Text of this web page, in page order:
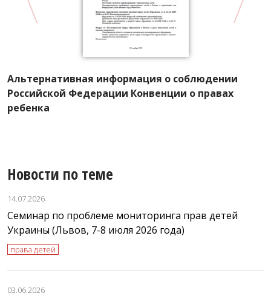
Альтернативная информация о соблюдении
Российской Федерации Конвенции о правах
ребенка
Новости по теме
14.07.2026
Семинар по проблеме мониторинга прав детей
Украины (Львов, 7-8 июля 2026 года)
права детей
03.06.2026